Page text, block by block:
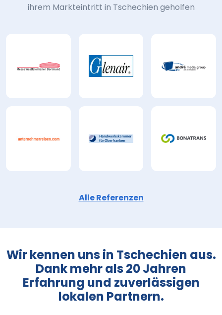
ihrem Markteintritt in Tschechien geholfen
Alle Referenzen
Wir kennen uns in Tschechien aus.
Dank mehr als 20 Jahren
Erfahrung und zuverlässigen
lokalen Partnern.